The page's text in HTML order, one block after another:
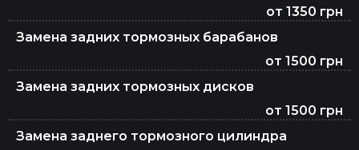
от 1350 грн
Замена задних тормозных барабанов
от 1500 грн
Замена задних тормозных дисков
от 1500 грн
Замена заднего тормозного цилиндра